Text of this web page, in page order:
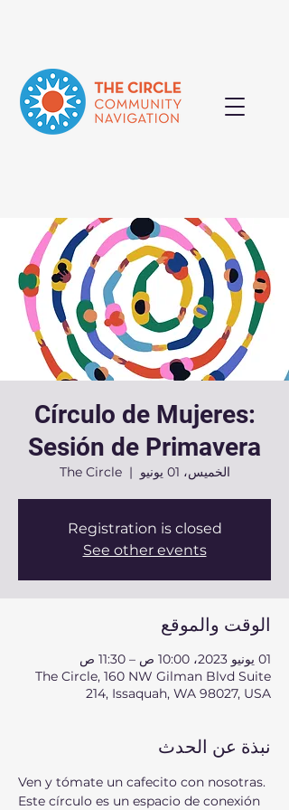
Círculo de Mujeres:
Sesión de Primavera
الخميس، 01 يونيو
  |
The Circle
Registration is closed
See other events
الوقت والموقع
01 يونيو 2023، 10:00 ص – 11:30 ص
The Circle, 160 NW Gilman Blvd Suite
214, Issaquah, WA 98027, USA
نبذة عن الحدث
Ven y tómate un cafecito con nosotras.
Este círculo es un espacio de conexión